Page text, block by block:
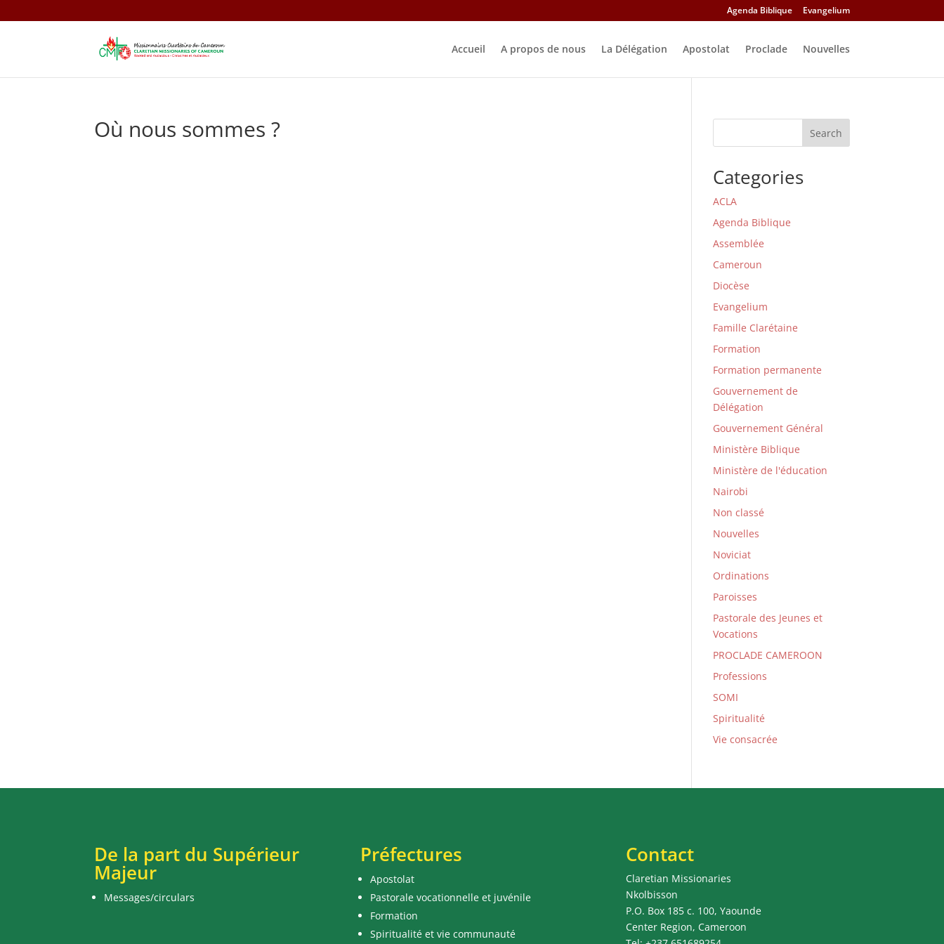
Agenda Biblique Evangelium
Accueil A propos de nous La Délégation Apostolat Proclade Nouvelles
Où nous sommes ? Search
Categories
ACLA
Agenda Biblique
Assemblée
Cameroun
Diocèse
Evangelium
Famille Clarétaine
Formation
Formation permanente
Gouvernement de
Délégation
Gouvernement Général
Ministère Biblique
Ministère de l'éducation
Nairobi
Non classé
Nouvelles
Noviciat
Ordinations
Paroisses
Pastorale des Jeunes et
Vocations
PROCLADE CAMEROON
Professions
SOMI
Spiritualité
Vie consacrée
De la part du Supérieur
Majeur
Messages/circulars
Préfectures
Apostolat
Pastorale vocationnelle et juvénile
Formation
Spiritualité et vie communauté
Contact
Claretian Missionaries
Nkolbisson
P.O. Box 185 c. 100, Yaounde
Center Region, Cameroon